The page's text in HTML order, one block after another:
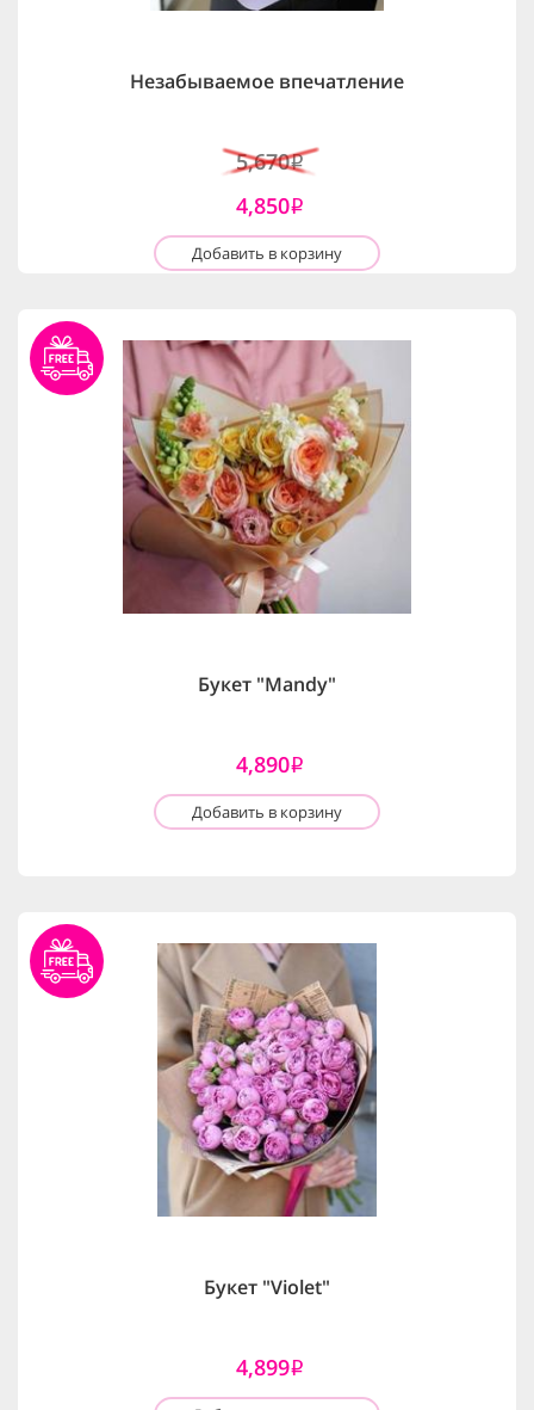
Незабываемое впечатление
5,670i
4,850i
Добавить в корзину
Букет "Mandy"
4,890i
Добавить в корзину
Букет "Violet"
4,899i